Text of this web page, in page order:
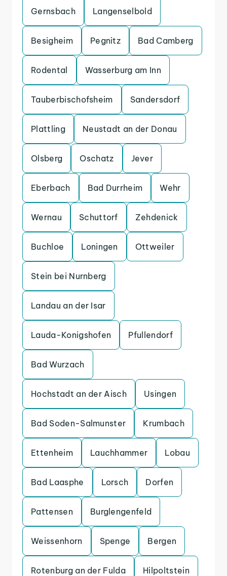
Gernsbach Langenselbold
Besigheim Pegnitz Bad Camberg
Rodental Wasserburg am Inn
Tauberbischofsheim Sandersdorf
Plattling Neustadt an der Donau
Olsberg Oschatz Jever
Eberbach Bad Durrheim Wehr
Wernau Schuttorf Zehdenick
Buchloe Loningen Ottweiler
Stein bei Nurnberg
Landau an der Isar
Lauda-Konigshofen Pfullendorf
Bad Wurzach
Hochstadt an der Aisch Usingen
Bad Soden-Salmunster Krumbach
Ettenheim Lauchhammer Lobau
Bad Laasphe Lorsch Dorfen
Pattensen Burglengenfeld
Weissenhorn Spenge Bergen
Rotenburg an der Fulda Hilpoltstein